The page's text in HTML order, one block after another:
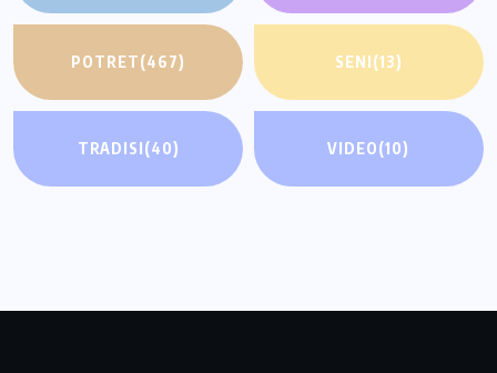
POTRET(467) SENI(13)
TRADISI(40) VIDEO(10)